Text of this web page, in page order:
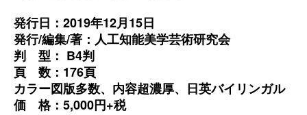
発行日：2019年12月15日
発行/編集/著：人工知能美学芸術研究会
判 型： B4判
頁 数：176頁
カラー図版多数、内容超濃厚、日英バイリンガル
価 格：5,000円+税